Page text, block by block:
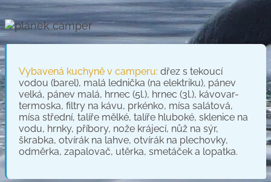
Vybavená kuchyně v camperu: dřez s tekoucí
vodou (barel), malá lednička (na elektriku), pánev
velká, pánev malá, hrnec (5l.), hrnec (3l.), kávovar-
termoska, filtry na kávu, prkénko, mísa salátová,
mísa střední, talíře mělké, talíře hluboké, sklenice na
vodu, hrnky, příbory, nože krájecí, nůž na sýr,
škrabka, otvírák na lahve, otvírák na plechovky,
odměrka, zapalovač, utěrka, smetáček a lopatka.